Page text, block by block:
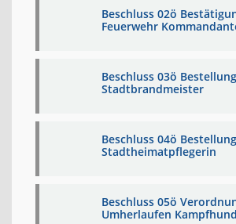
Beschluss 02ö
Feuerwehr
Beschluss 03ö Bestellung
Stadtbrandmeister
Beschluss 04ö Bestellung
Stadtheimatpflegerin
Beschluss 05ö
Umherlaufen